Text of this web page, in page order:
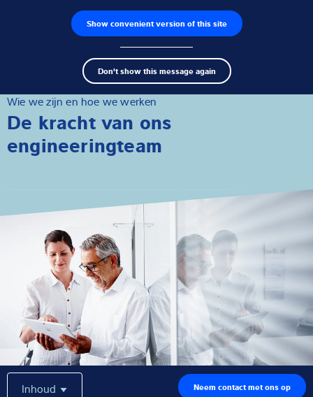
Show convenient version of this site
Don't show this message again
Product zoeken Jobs
Search
term
Weegelektronica
Industriële weegschalen
Op maat gemaakte
Industriën
Expertise and Knowledge
Over ons
Wie we zijn en hoe we werken
De kracht van ons
engineeringteam
Inhoud Neem contact met ons op